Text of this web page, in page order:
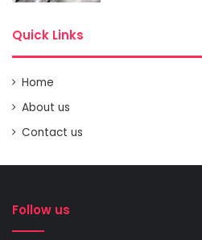
Quick Links
Home
About us
Contact us
Follow us